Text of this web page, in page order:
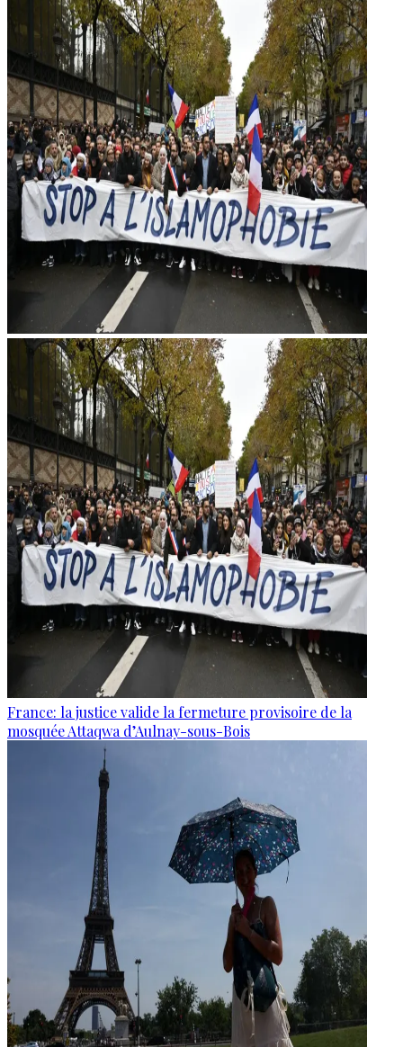
France: la justice valide la fermeture provisoire de la
mosquée Attaqwa d’Aulnay-sous-Bois